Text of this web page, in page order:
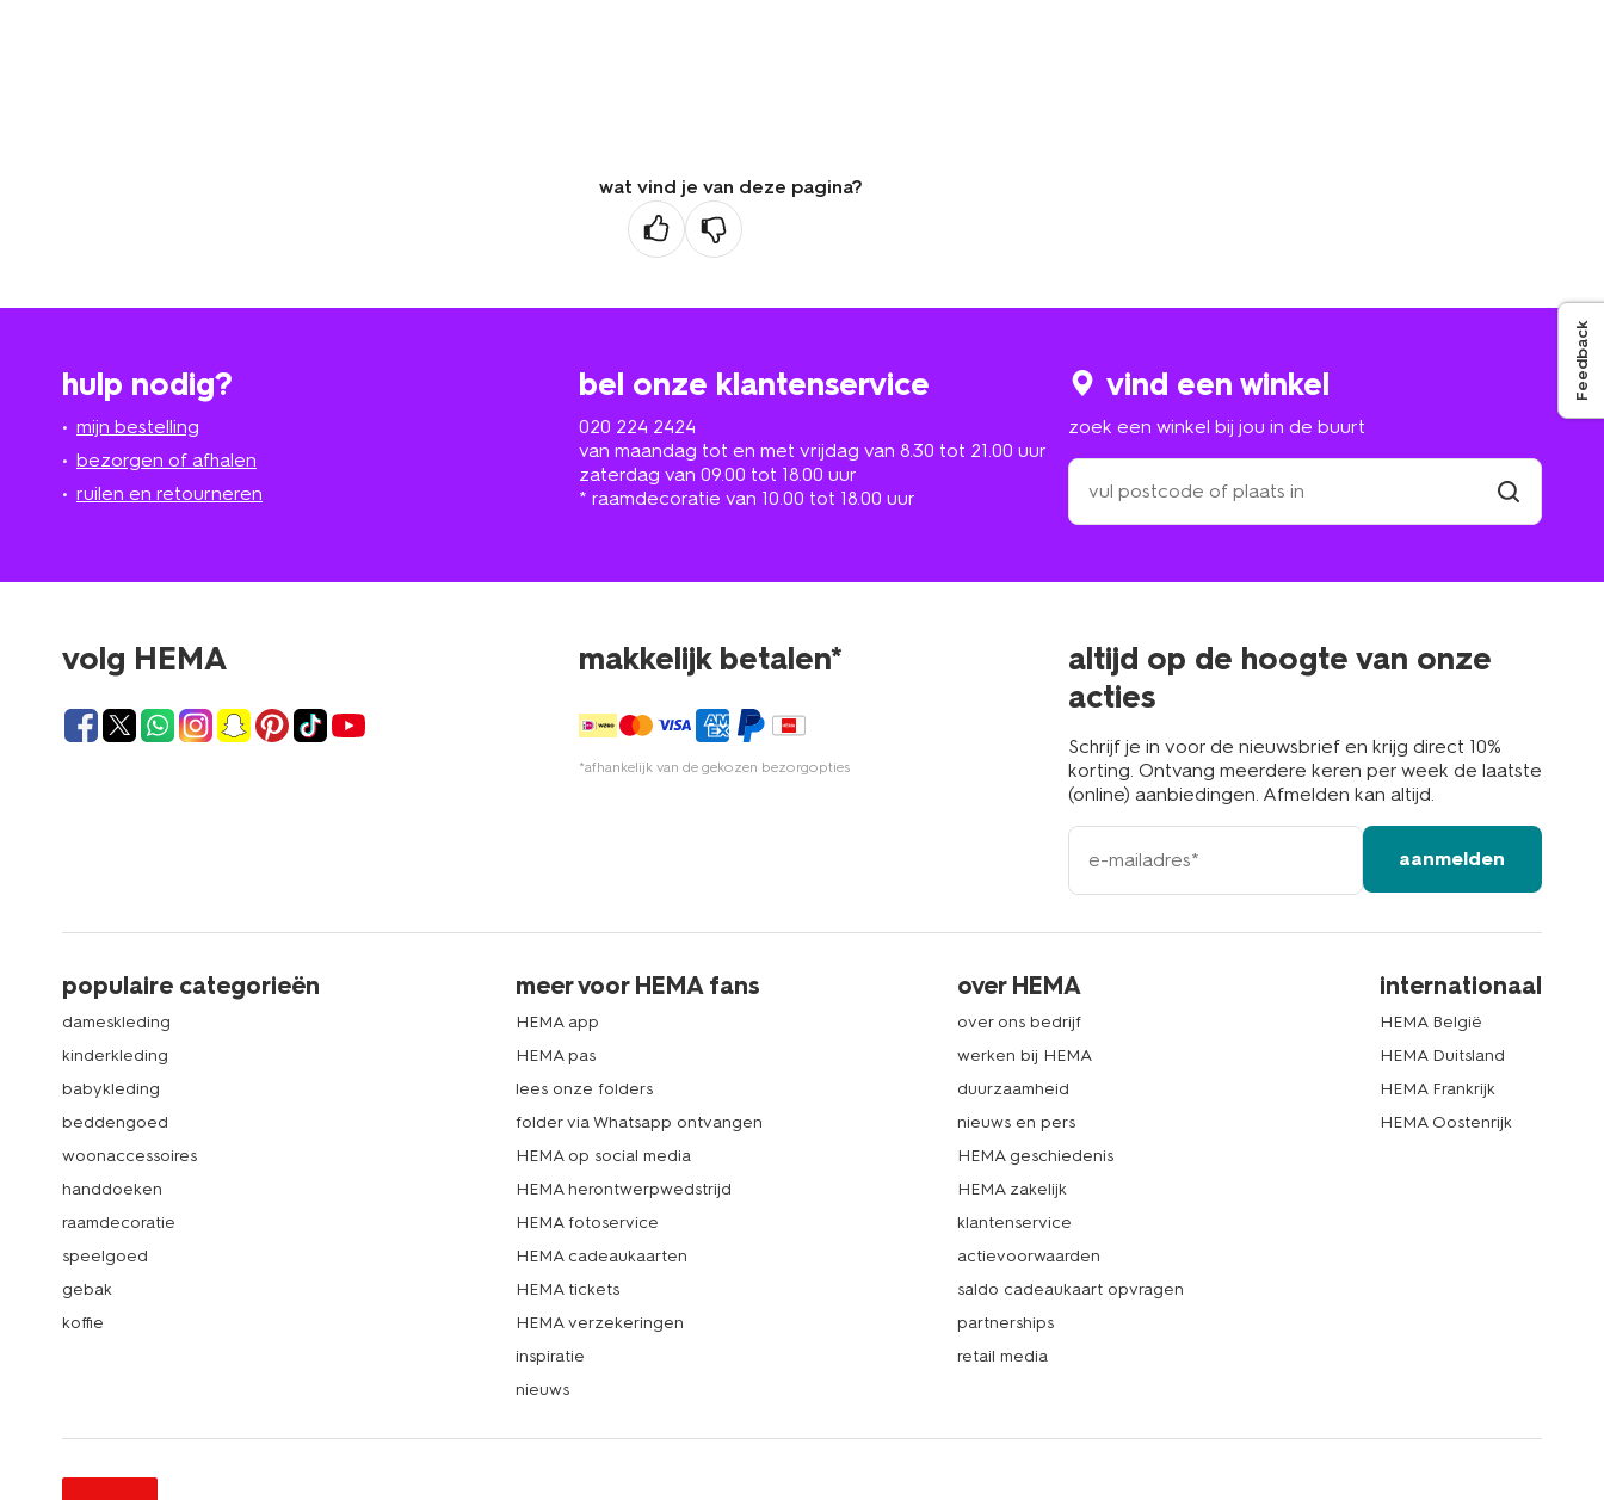
wat vind je van deze pagina?
hulp nodig?
mijn bestelling
bezorgen of afhalen
ruilen en retourneren
bel onze klantenservice
020 224 2424
van maandag tot en met vrijdag van 8.30 tot 21.00 uur
zaterdag van 09.00 tot 18.00 uur
* raamdecoratie van 10.00 tot 18.00 uur
vind een winkel
zoek een winkel bij jou in de buurt
zoek
een
winkel
in
volg HEMA makkelijk betalen*
*afhankelijk van de gekozen bezorgopties
altijd op de hoogte van onze
acties
Schrijf je in voor de nieuwsbrief en krijg direct 10%
korting. Ontvang meerdere keren per week de laatste
(online) aanbiedingen. Afmelden kan altijd.
e-
mailadres
aanmelden
populaire categorieën
dameskleding
kinderkleding
babykleding
beddengoed
woonaccessoires
handdoeken
raamdecoratie
speelgoed
gebak
koffie
meer voor HEMA fans
HEMA app
HEMA pas
lees onze folders
folder via Whatsapp ontvangen
HEMA op social media
HEMA herontwerpwedstrijd
HEMA fotoservice
HEMA cadeaukaarten
HEMA tickets
HEMA verzekeringen
inspiratie
nieuws
over HEMA
over ons bedrijf
werken bij HEMA
duurzaamheid
nieuws en pers
HEMA geschiedenis
HEMA zakelijk
klantenservice
actievoorwaarden
saldo cadeaukaart opvragen
partnerships
retail media
internationaal
HEMA België
HEMA Duitsland
HEMA Frankrijk
HEMA Oostenrijk
Feedback